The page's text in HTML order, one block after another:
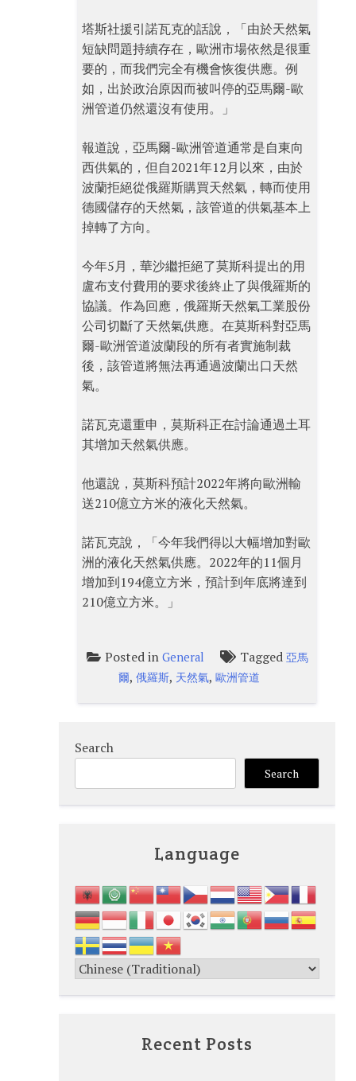
塔斯社援引諾瓦克的話說，「由於天然氣
短缺問題持續存在，歐洲市場依然是很重
要的，而我們完全有機會恢復供應。例
如，出於政治原因而被叫停的亞馬爾-歐
洲管道仍然還沒有使用。」
報道說，亞馬爾-歐洲管道通常是自東向
西供氣的，但自2021年12月以來，由於
波蘭拒絕從俄羅斯購買天然氣，轉而使用
德國儲存的天然氣，該管道的供氣基本上
掉轉了方向。
今年5月，華沙繼拒絕了莫斯科提出的用
盧布支付費用的要求後終止了與俄羅斯的
協議。作為回應，俄羅斯天然氣工業股份
公司切斷了天然氣供應。在莫斯科對亞馬
爾-歐洲管道波蘭段的所有者實施制裁
後，該管道將無法再通過波蘭出口天然
氣。
諾瓦克還重申，莫斯科正在討論通過土耳
其增加天然氣供應。
他還說，莫斯科預計2022年將向歐洲輸
送210億立方米的液化天然氣。
諾瓦克說，「今年我們得以大幅增加對歐
洲的液化天然氣供應。2022年的11個月
增加到194億立方米，預計到年底將達到
210億立方米。」
Posted in General Tagged 亞馬
爾,俄羅斯, 天然氣,歐洲管道
Search
Search
Language
Recent Posts